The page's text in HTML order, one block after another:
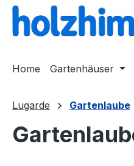
Zur
Home Gartenhäuser
Lugarde Gartenlaube